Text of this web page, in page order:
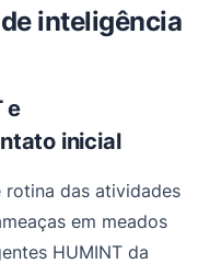
inteligência
e
inicial
das atividades
em meados
HUMINT da